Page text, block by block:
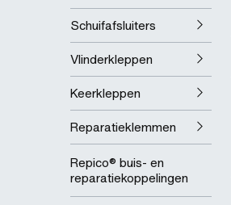
Schuifafsluiters
Vlinderkleppen
Keerkleppen
Reparatieklemmen
Repico® buis- en
reparatiekoppelingen